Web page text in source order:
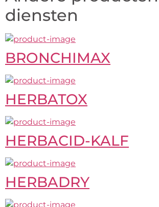
diensten
BRONCHIMAX
HERBATOX
HERBACID-KALF
HERBADRY